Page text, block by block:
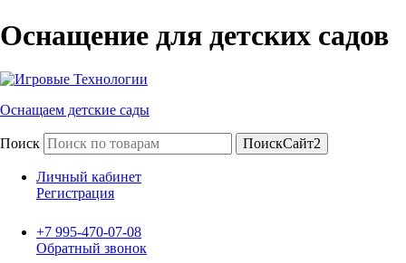
Оснащение для детских садов
Оснащаем детские сады
Поиск ПоискСайт2
Личный кабинет
Регистрация
+7 995-470-07-08
Обратный звонок